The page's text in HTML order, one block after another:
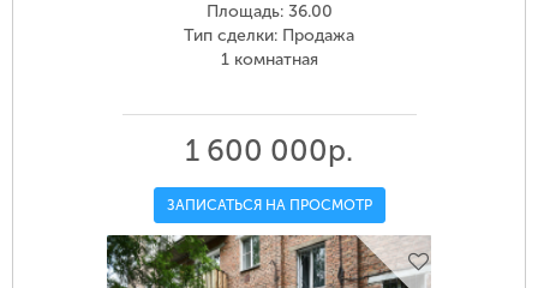
Площадь: 36.00
Тип сделки: Продажа
1 комнатная
1 600 000р.
ЗАПИСАТЬСЯ НА ПРОСМОТР